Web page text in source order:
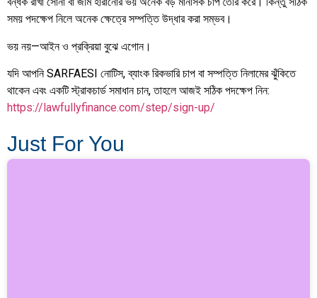
সময় পদক্ষেপ নিলে অনেক ক্ষেত্রে সম্পত্তি উদ্ধার করা সম্ভব।
ভয় নয়—আইন ও প্রক্রিয়া বুঝে এগোন।
যদি আপনি SARFAESI নোটিস, ব্যাংক রিকভারি চাপ বা সম্পত্তি নিলামের ঝুঁকিতে
থাকেন এবং একটি স্ট্রাকচার্ড সমাধান চান, তাহলে আজই সঠিক পদক্ষেপ নিন:
https://lawfullyfinance.com/step/sign-up/
Just For You